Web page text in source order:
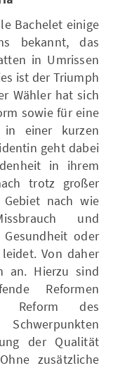
Bachelet einige
bekannt, das
in Umrissen
ist der Triumph
Wähler hat sich
sowie für eine
in einer kurzen
geht dabei
in ihrem
trotz großer
nach wie
und
Gesundheit oder
Von daher
an. Hierzu sind
Reformen
Reform des
der Qualität
zusätzliche